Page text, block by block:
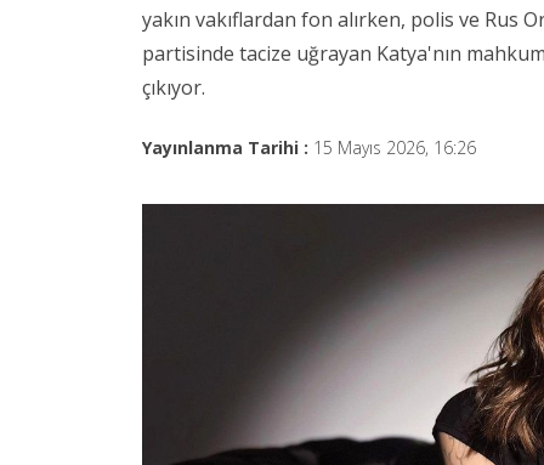
yakın vakıflardan fon alırken, polis ve Rus
partisinde tacize uğrayan Katya'nın
çıkıyor.
Yayınlanma Tarihi : 15 Mayıs 2026, 16:26